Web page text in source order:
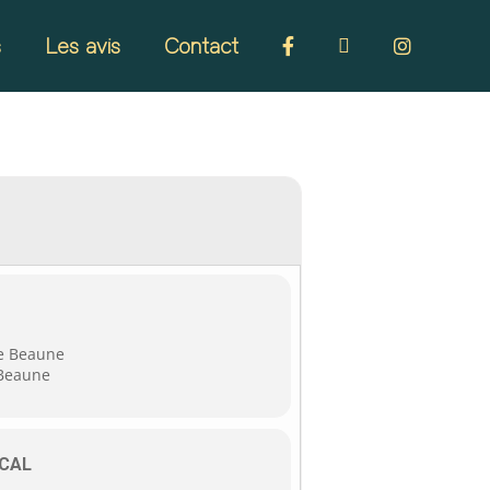
Les avis Contact
Beaune